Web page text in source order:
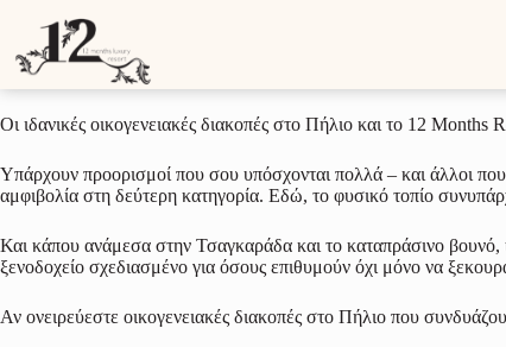
τ
ά
α
η
σ
π
ε
ι
Ιούνιος 10, 2025
Οι ιδανικές οικογενειακές διακοπές στο Πήλιο και το 12 Months
Υπάρχουν προορισμοί που σου υπόσχονται πολλά – και άλλοι
αμφιβολία στη δεύτερη κατηγορία. Εδώ, το φυσικό τοπίο
Και κάπου ανάμεσα στην Τσαγκαράδα και το καταπράσινο βουνό,
ξενοδοχείο σχεδιασμένο για όσους επιθυμούν όχι μόνο να
Αν ονειρεύεστε οικογενειακές διακοπές στο Πήλιο που